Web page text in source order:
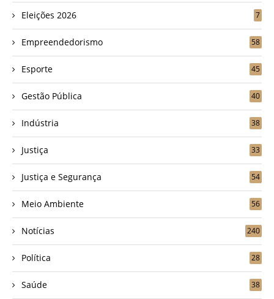
Eleições 2026 7
Empreendedorismo 58
Esporte 45
Gestão Pública 40
Indústria 38
Justiça 33
Justiça e Segurança 54
Meio Ambiente 56
Notícias 240
Política 28
Saúde 38